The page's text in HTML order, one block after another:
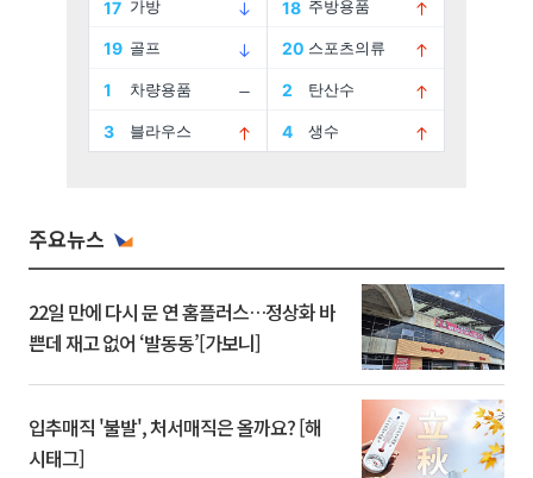
주요뉴스
22일 만에 다시 문 연 홈플러스…정상화 바
쁜데 재고 없어 ‘발동동’[가보니]
입추매직 '불발', 처서매직은 올까요? [해
시태그]